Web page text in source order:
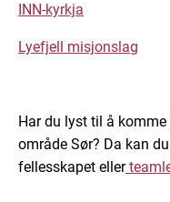
INN-kyrkja
Lyefjell misjonslag
Har du lyst til å
område Sør? Da kan
fellesskapet eller